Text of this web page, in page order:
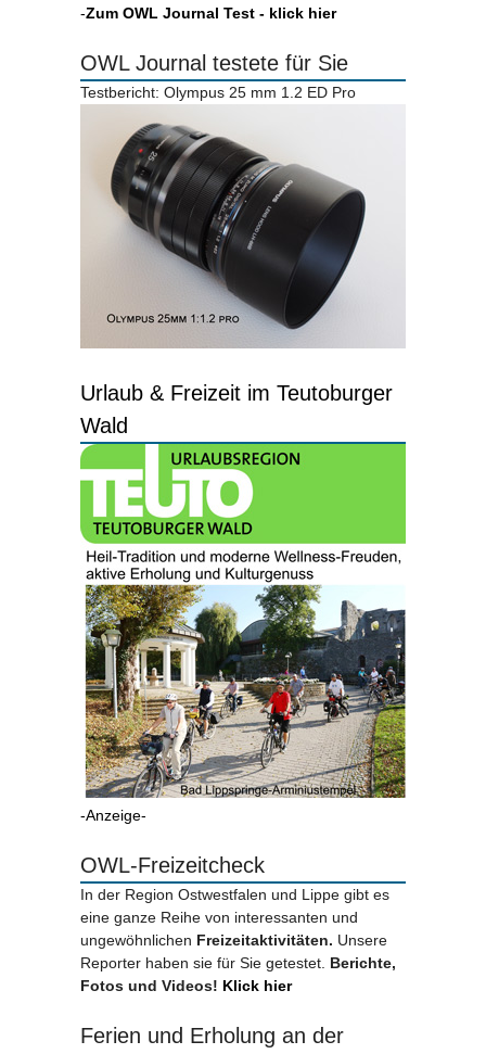
-Zum OWL Journal Test - klick hier
OWL Journal testete für Sie
Testbericht: Olympus 25 mm 1.2 ED Pro
Urlaub & Freizeit im Teutoburger
Wald
-Anzeige-
OWL-Freizeitcheck
In der Region Ostwestfalen und Lippe gibt es
eine ganze Reihe von interessanten und
ungewöhnlichen Freizeitaktivitäten. Unsere
Reporter haben sie für Sie getestet. Berichte,
Fotos und Videos! Klick hier
Ferien und Erholung an der